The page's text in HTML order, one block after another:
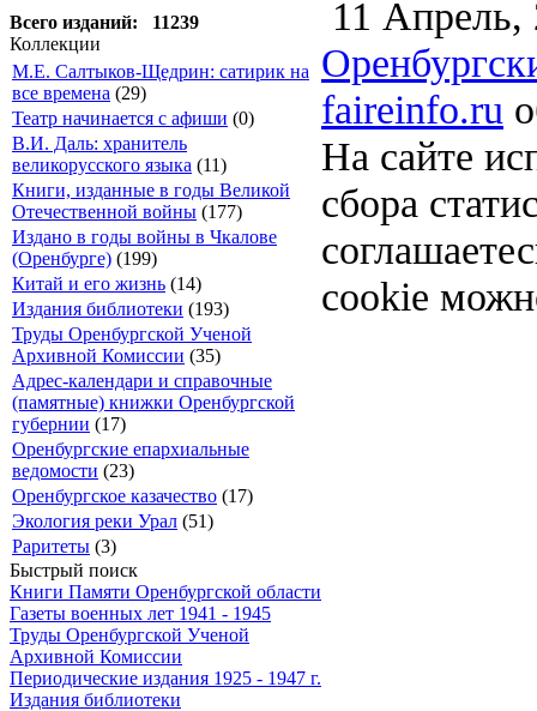
Всего изданий: 11239
Коллекции
М.Е. Салтыков-Щедрин: сатирик на
все времена (29)
Театр начинается с афиши (0)
В.И. Даль: хранитель
великорусского языка (11)
Книги, изданные в годы Великой
Отечественной войны (177)
Издано в годы войны в Чкалове
(Оренбурге) (199)
Китай и его жизнь (14)
Издания библиотеки (193)
Труды Оренбургской Ученой
Архивной Комиссии (35)
Адрес-календари и справочные
(памятные) книжки Оренбургской
губернии (17)
Оренбургские епархиальные
ведомости (23)
Оренбургское казачество (17)
Экология реки Урал (51)
Раритеты (3)
Быстрый поиск
Книги Памяти Оренбургской области
Газеты военных лет 1941 - 1945
Труды Оренбургской Ученой
Архивной Комиссии
Периодические издания 1925 - 1947 г.
Издания библиотеки
11 Апрель,
faireinfo.ru
На сайте
сбора
cookie